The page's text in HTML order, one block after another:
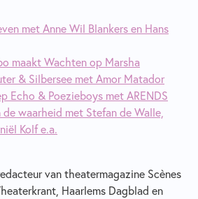
met Anne Wil Blankers en Hans
maakt Wachten op Marsha
& Silbersee met Amor Matador
Echo & Poezieboys met ARENDS
de waarheid met Stefan de Walle,
Kolf e.a.
van theatermagazine Scènes
Haarlems Dagblad en